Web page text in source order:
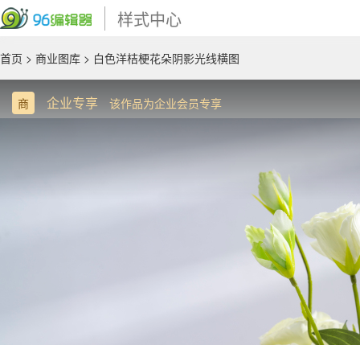
样式中心
首页 > 商业图库 > 白色洋桔梗花朵阴影光线横图
商 企业专享 该作品为企业会员专享